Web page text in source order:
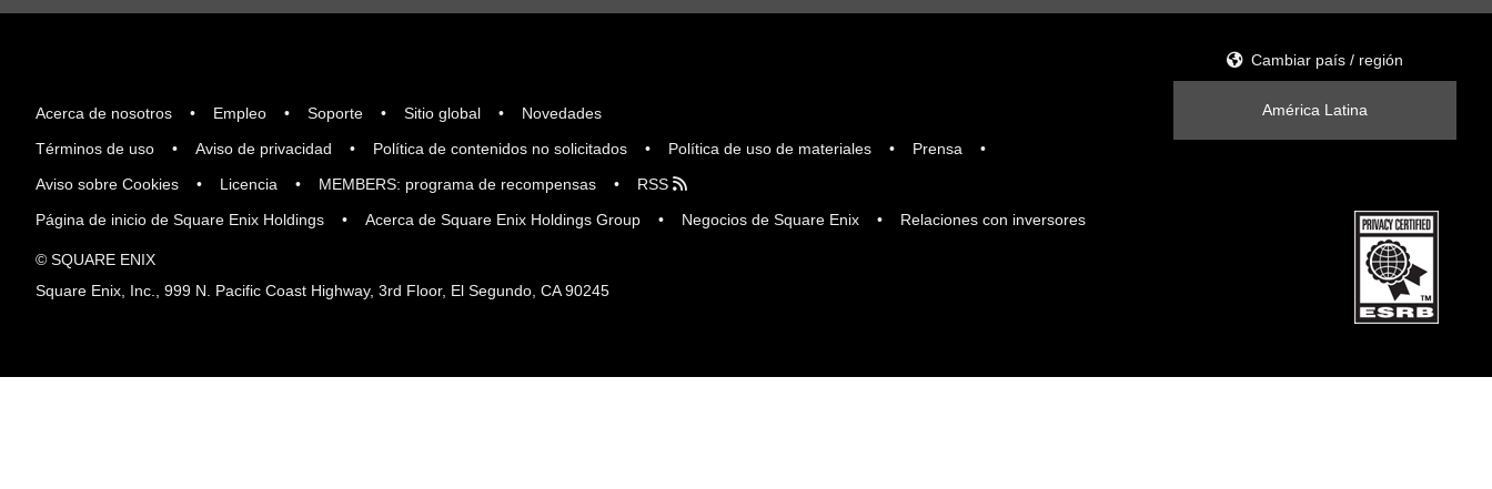
Acerca de nosotros Empleo Soporte Sitio global
Novedades
Términos de uso
Aviso de privacidad Política de contenidos no solicitados Política de uso de materiales
Prensa
Aviso sobre Cookies
Licencia MEMBERS: programa de recompensas
RSS
Página de inicio de Square Enix Holdings
Acerca de Square Enix Holdings Group Negocios de Square Enix Relaciones con inversores
Cambiar país / región
América Latina
© SQUARE ENIX
Square Enix, Inc., 999 N. Pacific Coast Highway, 3rd Floor, El Segundo, CA 90245